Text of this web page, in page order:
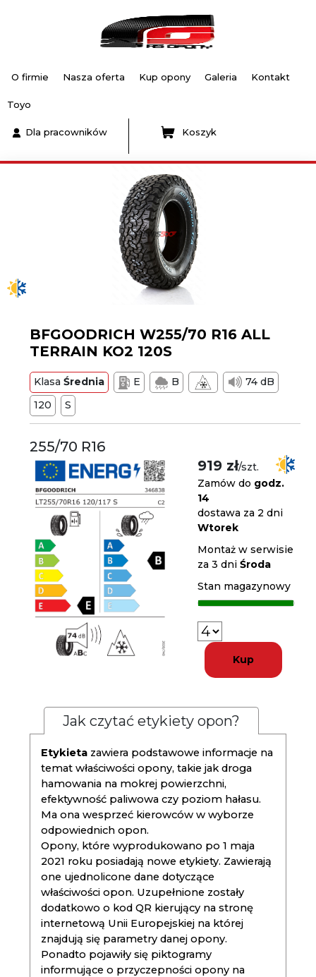
O firmie Nasza oferta Kup opony Galeria Kontakt
Toyo
Dla pracowników Koszyk
BFGOODRICH W255/70 R16 ALL
TERRAIN KO2 120S
KlasaŚrednia E B
74 dB
120
S
255/70 R16
919 zł/szt.
Zamów do godz.
14
dostawa za 2 dni
Wtorek
Montaż w serwisie
za 3 dniŚroda
Stan magazynowy
Kup
Jak czytać etykiety opon?
Etykieta zawiera podstawowe informacje na
temat właściwości opony, takie jak droga
hamowania na mokrej powierzchni,
efektywność paliwowa czy poziom hałasu.
Ma ona wesprzeć kierowców w wyborze
odpowiednich opon.
Opony, które wyprodukowano po 1 maja
2021 roku posiadają nowe etykiety. Zawierają
one ujednolicone dane dotyczące
właściwości opon. Uzupełnione zostały
dodatkowo o kod QR kierujący na stronę
internetową Unii Europejskiej na której
znajdują się parametry danej opony.
Ponadto pojawiły się piktogramy
informujące o przyczepności opony na